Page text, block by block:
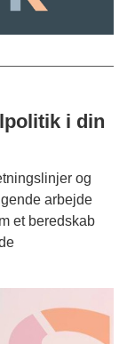
i din
og
arbejde
et beredskab